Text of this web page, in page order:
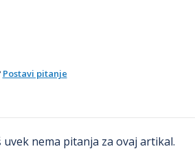
Postavi pitanje
uvek nema pitanja za ovaj artikal.